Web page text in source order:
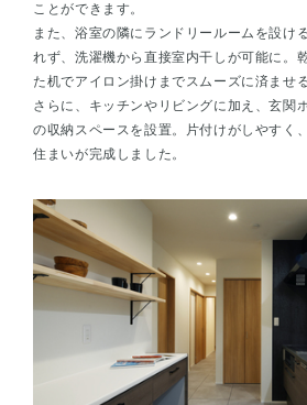
ことができます。
また、浴室の隣にランドリールームを設け
れず、洗濯機から直接室内干しが可能に。
た机でアイロン掛けまでスムーズに済ませ
さらに、キッチンやリビングに加え、玄関
の収納スペースを設置。片付けがしやすく
住まいが完成しました。